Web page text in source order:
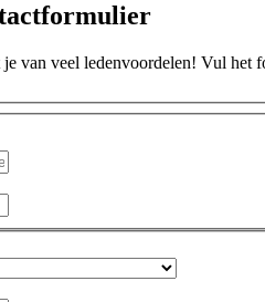
van veel ledenvoordelen! Vul het